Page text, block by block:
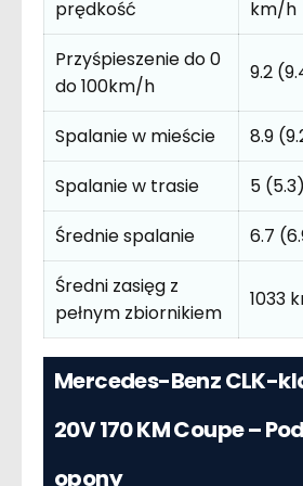
prędkość
km/h
Przyśpieszenie do 0
do 100km/h
9.2
Spalanie w mieście
8.9
Spalanie w trasie
5
Średnie spalanie
6.7
Średni zasięg z
pełnym zbiornikiem
1033
Mercedes-Benz CLK-
20V 170 KM Coupe –
opony